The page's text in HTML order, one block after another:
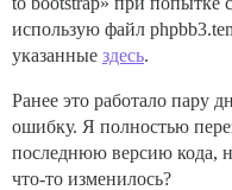
использую файл
указанные здесь.
Ранее это работало пару
ошибку. Я полностью
последнюю версию кода,
что-то изменилось?